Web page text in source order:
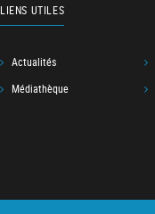
LIENS UTILES
Actualités
Médiathèque